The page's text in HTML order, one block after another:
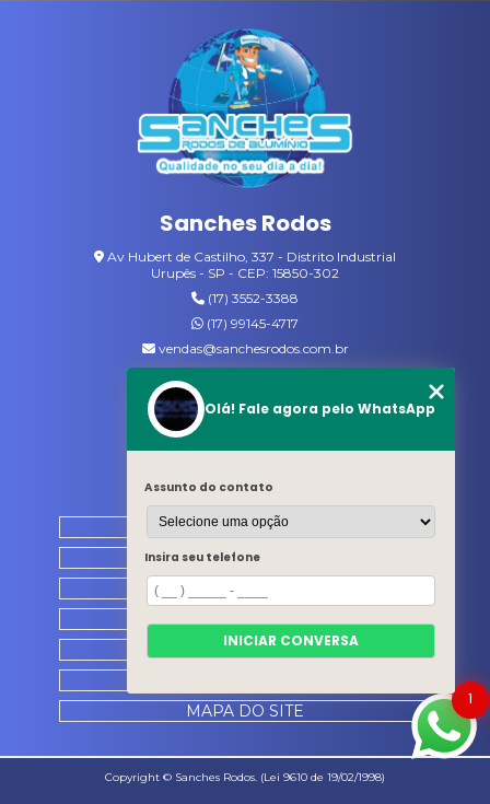
Sanches Rodos
Av Hubert de Castilho, 337 - Distrito Industrial
Urupês - SP - CEP: 15850-302
(17) 3552-3388
(17) 99145-4717
vendas@sanchesrodos.com.br
Siga-nos
MENU
HOME
QUEM SOMOS
PRODUTOS
CATÁLOGO
CONTATO
MAPA DO SITE
Copyright © Sanches Rodos. (Lei 9610 de 19/02/1998)
1
Olá! Fale agora pelo WhatsApp
Assunto do contato
Insira seu telefone
INICIAR CONVERSA